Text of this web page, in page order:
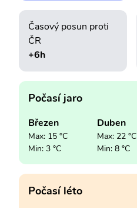
Časový posun proti
ČR
+6h
Počasí jaro
Březen
Max: 15 °C
Min: 3 °C
Duben
Max: 22 °C
Min: 8 °C
Počasí léto